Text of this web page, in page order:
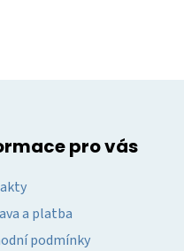
pro vás
a platba
podmínky